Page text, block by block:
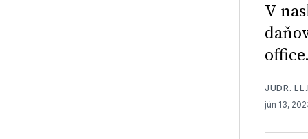
V
JUDR.
jún 13,